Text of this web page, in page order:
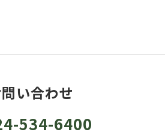
い合わせ
534-6400